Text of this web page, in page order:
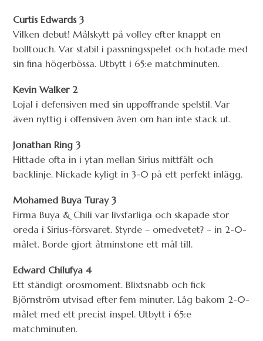
Curtis Edwards 3
Vilken debut! Målskytt på volley efter knappt en
bolltouch. Var stabil i passningsspelet och hotade med
sin fina högerbössa. Utbytt i 65:e matchminuten.
Kevin Walker 2
Lojal i defensiven med sin uppoffrande spelstil. Var
även nyttig i offensiven även om han inte stack ut.
Jonathan Ring 3
Hittade ofta in i ytan mellan Sirius mittfält och
backlinje. Nickade kyligt in 3-0 på ett perfekt inlägg.
Mohamed Buya Turay 3
Firma Buya & Chili var livsfarliga och skapade stor
oreda i Sirius-försvaret. Styrde – omedvetet? – in 2-0-
målet. Borde gjort åtminstone ett mål till.
Edward Chilufya 4
Ett ständigt orosmoment. Blixtsnabb och fick
Björnström utvisad efter fem minuter. Låg bakom 2-0-
målet med ett precist inspel. Utbytt i 65:e
matchminuten.